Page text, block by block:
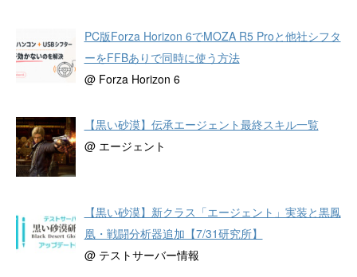
PC版Forza Horizon 6でMOZA R5 Proと他社シフタ
ーをFFBありで同時に使う方法
@ Forza Horizon 6
【黒い砂漠】伝承エージェント最終スキル一覧
@ エージェント
【黒い砂漠】新クラス「エージェント」実装と黒鳳
凰・戦闘分析器追加【7/31研究所】
@ テストサーバー情報